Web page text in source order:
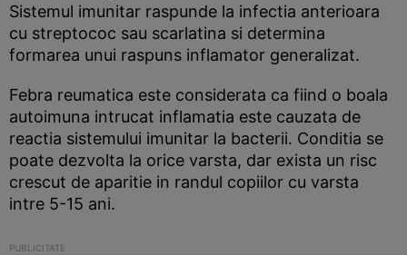
Sistemul imunitar raspunde la infectia anterioara
cu streptococ sau scarlatina si determina
formarea unui raspuns inflamator generalizat.
Febra reumatica este considerata ca fiind o boala
autoimuna intrucat inflamatia este cauzata de
reactia sistemului imunitar la bacterii. Conditia se
poate dezvolta la orice varsta, dar exista un risc
crescut de aparitie in randul copiilor cu varsta
intre 5-15 ani.